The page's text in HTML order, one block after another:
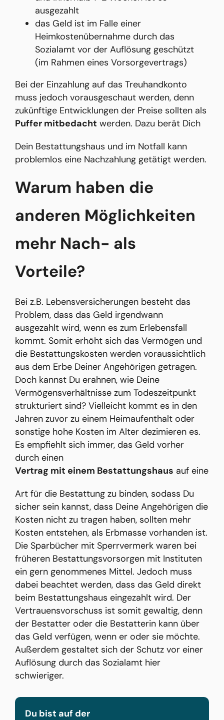
ausgezahlt
das Geld ist im Falle einer
Heimkostenübernahme durch das
Sozialamt vor der Auflösung geschützt
(im Rahmen eines Vorsorgevertrags)
Bei der Einzahlung auf das Treuhandkonto
muss jedoch vorausgeschaut werden, denn
zukünftige Entwicklungen der Preise sollten als
Puffer mitbedacht werden. Dazu berät Dich
Dein Bestattungshaus und im Notfall kann
problemlos eine Nachzahlung getätigt werden.
Warum haben die
anderen Möglichkeiten
mehr Nach- als
Vorteile?
Bei z.B. Lebensversicherungen besteht das
Problem, dass das Geld irgendwann
ausgezahlt wird, wenn es zum Erlebensfall
kommt. Somit erhöht sich das Vermögen und
die Bestattungskosten werden voraussichtlich
aus dem Erbe Deiner Angehörigen getragen.
Doch kannst Du erahnen, wie Deine
Vermögensverhältnisse zum Todeszeitpunkt
strukturiert sind? Vielleicht kommt es in den
Jahren zuvor zu einem Heimaufenthalt oder
sonstige hohe Kosten im Alter dezimieren es.
Es empfiehlt sich immer, das Geld vorher
durch einen
Vertrag mit einem Bestattungshaus auf eine
Art für die Bestattung zu binden, sodass Du
sicher sein kannst, dass Deine Angehörigen die
Kosten nicht zu tragen haben, sollten mehr
Kosten entstehen, als Erbmasse vorhanden ist.
Die Sparbücher mit Sperrvermerk waren bei
früheren Bestattungsvorsorgen mit Instituten
ein gern genommenes Mittel. Jedoch muss
dabei beachtet werden, dass das Geld direkt
beim Bestattungshaus eingezahlt wird. Der
Vertrauensvorschuss ist somit gewaltig, denn
der Bestatter oder die Bestatterin kann über
das Geld verfügen, wenn er oder sie möchte.
Außerdem gestaltet sich der Schutz vor einer
Auflösung durch das Sozialamt hier
schwieriger.
Du bist auf der